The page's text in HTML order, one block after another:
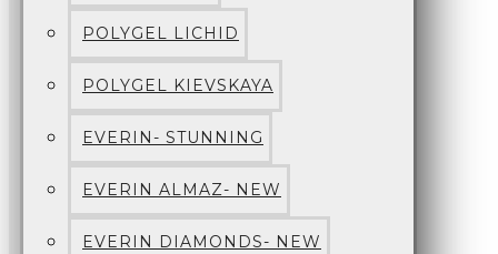
POLYGEL LICHID
POLYGEL KIEVSKAYA
EVERIN- STUNNING
EVERIN ALMAZ- NEW
EVERIN DIAMONDS- NEW